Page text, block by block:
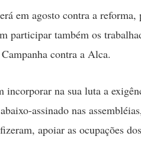
em agosto contra a reforma,
participar também os
contra a Alca.
incorporar na sua luta a
assinado nas
apoiar as ocupações